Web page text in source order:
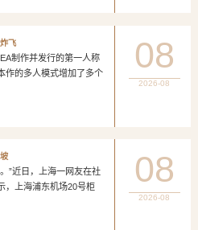
飞
作并发行的第一人称
作的多人模式增加了多个
08
2026-08
日，上海一网友在社
，上海浦东机场20号柜
08
2026-08